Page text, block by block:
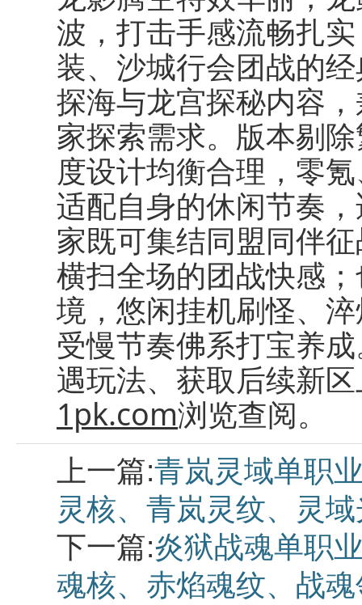
波，打击手感流畅扎
装、沙城行会团战的
探海与龙宫探秘内容
家探索需求。版本剔
度设计均衡合理，零
适配自身的休闲节奏
家既可集结同盟同伴
横扫全场的团战快感
境，悠闲挂机刷怪、
受慢节奏佛系打宝养
遇玩法、获取后续新
1pk.com浏览查阅。
上一篇:青岚灵域单职
灵核、青岚灵纹、灵
下一篇:炎狱战魂单职
魂核、赤焰魂纹、战